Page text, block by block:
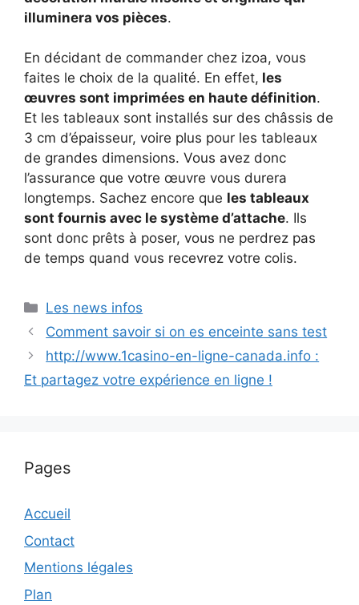
illuminera vos pièces.
En décidant de commander chez izoa, vous
faites le choix de la qualité. En effet, les
œuvres sont imprimées en haute définition.
Et les tableaux sont installés sur des châssis de
3 cm d’épaisseur, voire plus pour les tableaux
de grandes dimensions. Vous avez donc
l’assurance que votre œuvre vous durera
longtemps. Sachez encore que les tableaux
sont fournis avec le système d’attache. Ils
sont donc prêts à poser, vous ne perdrez pas
de temps quand vous recevrez votre colis.
Catégories
Les news infos
Comment savoir si on es enceinte sans test
http://www.1casino-en-ligne-canada.info :
Et partagez votre expérience en ligne !
Pages
Accueil
Contact
Mentions légales
Plan